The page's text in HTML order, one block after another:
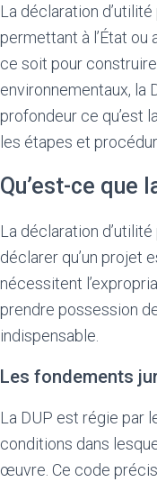
La déclaration
permettant à l’État
ce soit pour
environnementaux, la
profondeur ce qu’est
les étapes et
Qu’est-ce que
La déclaration
déclarer qu’un projet
nécessitent
prendre possession
indispensable.
Les fondements
La DUP est régie par
conditions dans
œuvre. Ce code